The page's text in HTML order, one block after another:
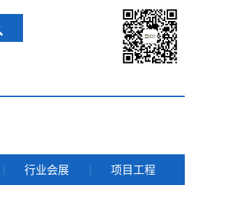
行业会展 项目工程